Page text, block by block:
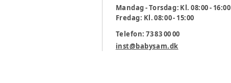
Mandag - Torsdag: Kl. 08:00 - 16:00
Fredag: Kl. 08:00 - 15:00
Telefon: 73 83 00 00
inst@babysam.dk